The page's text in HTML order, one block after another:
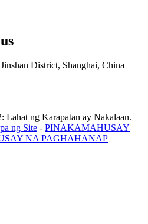
us
District, Shanghai, China
Lahat ng Karapatan ay Nakalaan.
ng Site - PINAKAMAHUSAY
NA PAGHAHANAP